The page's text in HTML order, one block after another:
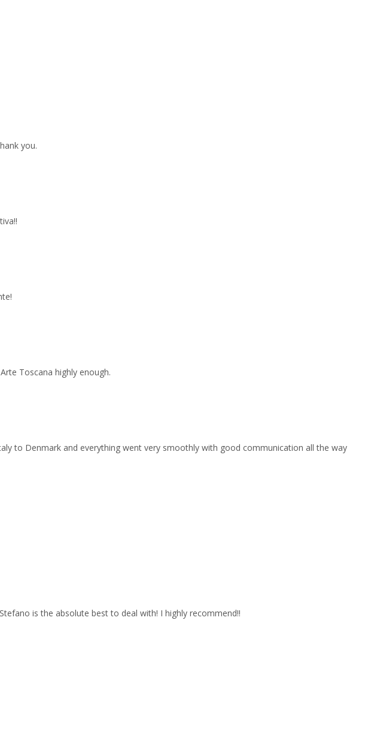
you.
Toscana highly enough.
to Denmark and everything went very smoothly with good communication all the way
is the absolute best to deal with! I highly recommend!!